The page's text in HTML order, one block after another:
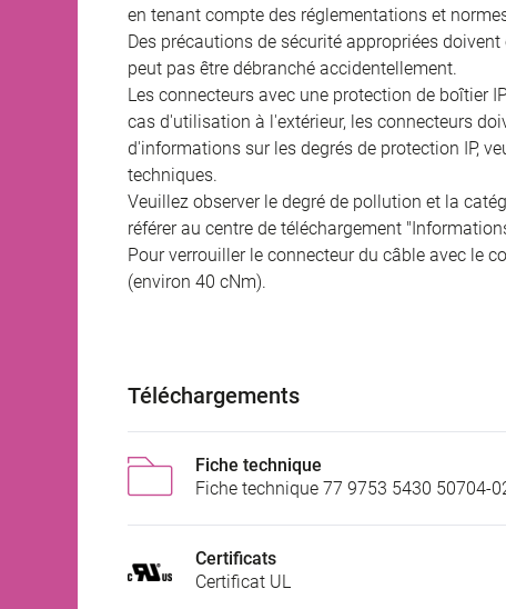
en tenant compte des réglementations et
Des précautions de sécurité appropriées
peut pas être débranché accidentellement.
Les connecteurs avec une protection de boîtier
cas d'utilisation à l'extérieur, les connecteurs
d'informations sur les degrés de protection IP,
techniques.
Veuillez observer le degré de pollution et la
référer au centre de téléchargement
Pour verrouiller le connecteur du câble avec le
(environ 40 cNm).
Téléchargements
Fiche technique
Fiche technique 77 9753 5430 50704-
Certificats
Certificat UL